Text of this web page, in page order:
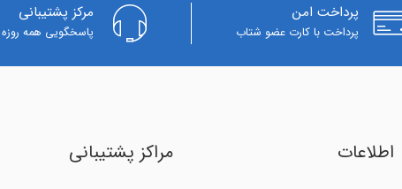
پرداخت امن
پرداخت با کارت عضو شتاب
مرکز پشتیبانی
پاسخگویی همه روزه
اطلاعات مراکز پشتیبانی